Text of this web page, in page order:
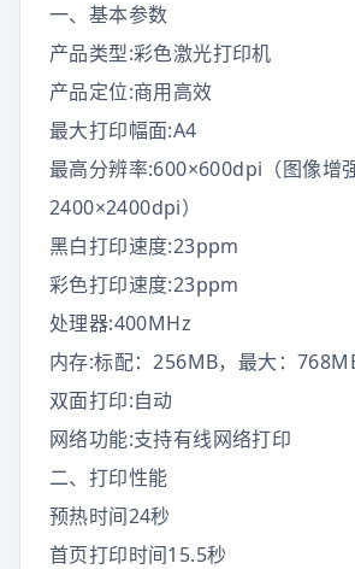
一、基本参数
产品类型:彩色激光打印机
产品定位:商用高效
最大打印幅面:A4
最高分辨率:600×600dpi（图像增
2400×2400dpi）
黑白打印速度:23ppm
彩色打印速度:23ppm
处理器:400MHz
内存:标配：256MB，最大：
双面打印:自动
网络功能:支持有线网络打印
二、打印性能
预热时间24秒
首页打印时间15.5秒